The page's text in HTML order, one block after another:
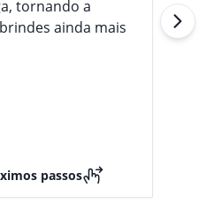
tornando a
ainda mais
passos